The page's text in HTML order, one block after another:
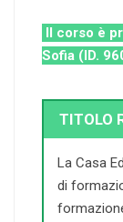
Il corso è
Sofia (ID.
TITOLO
La Casa
di